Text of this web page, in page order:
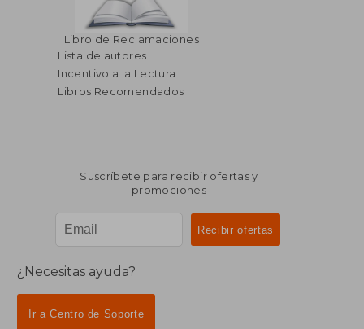
Libro de Reclamaciones
Lista de autores
Incentivo a la Lectura
Libros Recomendados
Suscríbete para recibir ofertas y
promociones
¿Necesitas ayuda?
Ir a Centro de Soporte